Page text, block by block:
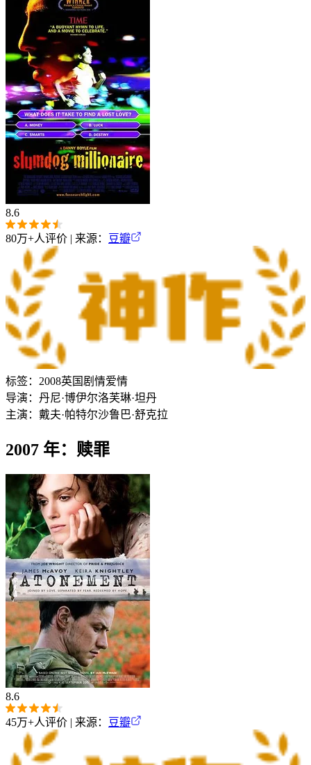
8.6
80万+人评价 | 来源： 豆瓣
标签： 2008英国 剧情爱情
导演： 丹尼·博伊尔洛芙琳·坦丹
主演： 戴夫·帕特尔沙鲁巴·舒克拉
2007 年：赎罪
8.6
45万+人评价 | 来源： 豆瓣